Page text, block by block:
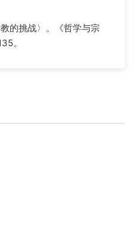
的挑战〉。《哲学与宗
。